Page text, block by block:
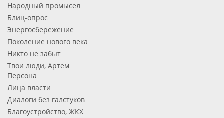
Народный промысел
Блиц-опрос
Энергосбережение
Поколение нового века
Никто не забыт
Твои люди, Артем
Персона
Лица власти
Диалоги без галстуков
Благоустройство, ЖКХ